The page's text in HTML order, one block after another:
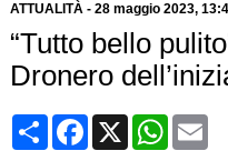
ATTUALITÀ- 28 maggio 2023,
“Tutto bello
Dronero
CondividiFacebook
X